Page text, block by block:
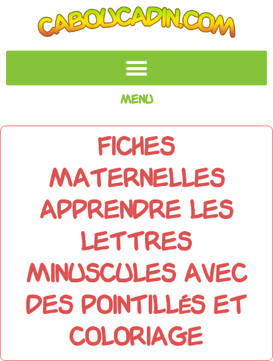
Menu
Fiches
maternelles
apprendre les
lettres
minuscules avec
des pointillés et
coloriage